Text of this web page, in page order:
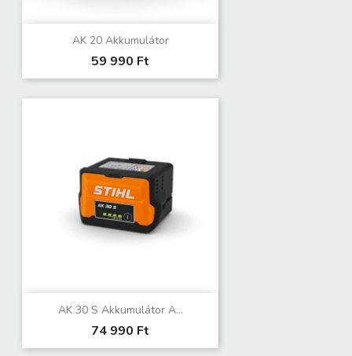
AK 20 Akkumulátor
59 990 Ft
AK 30 S Akkumulátor A...
74 990 Ft